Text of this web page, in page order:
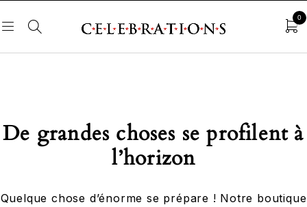
0
De grandes choses se profilent à
l’horizon
Quelque chose d’énorme se prépare ! Notre boutique